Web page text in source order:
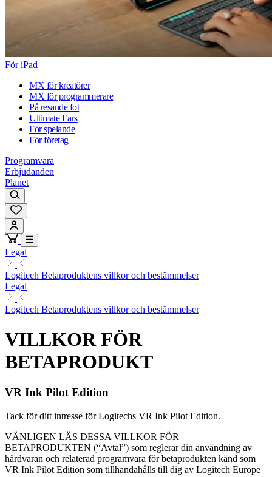
För iPad
MX för kreatörer
MX för programmerare
På resande fot
Ultimate Ears
För spelande
För företag
Programvara
Erbjudanden
Planet
Legal
Logitech Betaproduktens villkor och bestämmelser
Legal
Logitech Betaproduktens villkor och bestämmelser
VILLKOR FÖR
BETAPRODUKT
VR Ink Pilot Edition
Tack för ditt intresse för Logitechs VR Ink Pilot Edition.
VÄNLIGEN LÄS DESSA VILLKOR FÖR
BETAPRODUKTEN (“Avtal”) som reglerar din användning av
hårdvaran och relaterad programvara för betaprodukten känd som
VR Ink Pilot Edition som tillhandahålls till dig av Logitech Europe